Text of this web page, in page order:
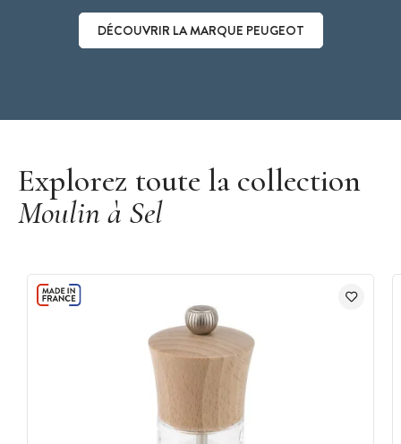
DÉCOUVRIR LA MARQUE PEUGEOT
Explorez toute la collection
Moulin à Sel